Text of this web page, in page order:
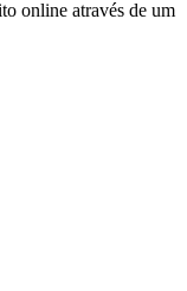
online através de um